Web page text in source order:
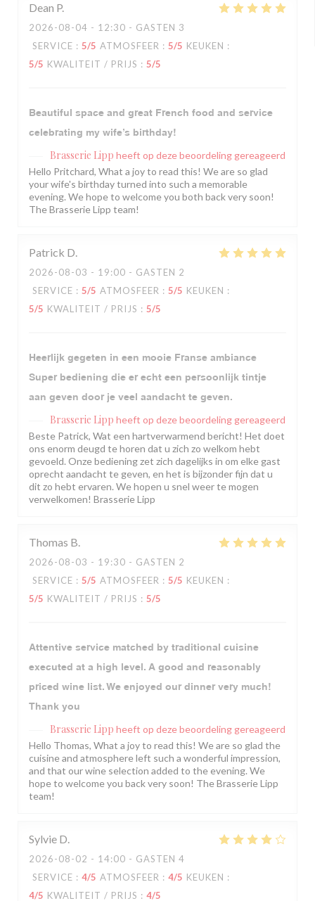
Dean P
2026-08-04 - 12:30 - GASTEN 3
SERVICE : 5/5 ATMOSFEER : 5/5 KEUKEN :
5/5 KWALITEIT / PRIJS : 5/5
Beautiful space and great French food and service
celebrating my wife’s birthday!
Brasserie Lipp heeft op deze beoordeling gereageerd
Hello Pritchard, What a joy to read this! We are so glad
your wife's birthday turned into such a memorable
evening. We hope to welcome you both back very soon!
The Brasserie Lipp team!
Patrick D
2026-08-03 - 19:00 - GASTEN 2
SERVICE : 5/5 ATMOSFEER : 5/5 KEUKEN :
5/5 KWALITEIT / PRIJS : 5/5
Heerlijk gegeten in een mooie Franse ambiance
Super bediening die er echt een persoonlijk tintje
aan geven door je veel aandacht te geven.
Brasserie Lipp heeft op deze beoordeling gereageerd
Beste Patrick, Wat een hartverwarmend bericht! Het doet
ons enorm deugd te horen dat u zich zo welkom hebt
gevoeld. Onze bediening zet zich dagelijks in om elke gast
oprecht aandacht te geven, en het is bijzonder fijn dat u
dit zo hebt ervaren. We hopen u snel weer te mogen
verwelkomen! Brasserie Lipp
Thomas B
2026-08-03 - 19:30 - GASTEN 2
SERVICE : 5/5 ATMOSFEER : 5/5 KEUKEN :
5/5 KWALITEIT / PRIJS : 5/5
Attentive service matched by traditional cuisine
executed at a high level. A good and reasonably
priced wine list. We enjoyed our dinner very much!
Thank you
Brasserie Lipp heeft op deze beoordeling gereageerd
Hello Thomas, What a joy to read this! We are so glad the
cuisine and atmosphere left such a wonderful impression,
and that our wine selection added to the evening. We
hope to welcome you back very soon! The Brasserie Lipp
team!
Sylvie D
2026-08-02 - 14:00 - GASTEN 4
SERVICE : 4/5 ATMOSFEER : 4/5 KEUKEN :
4/5 KWALITEIT / PRIJS : 4/5